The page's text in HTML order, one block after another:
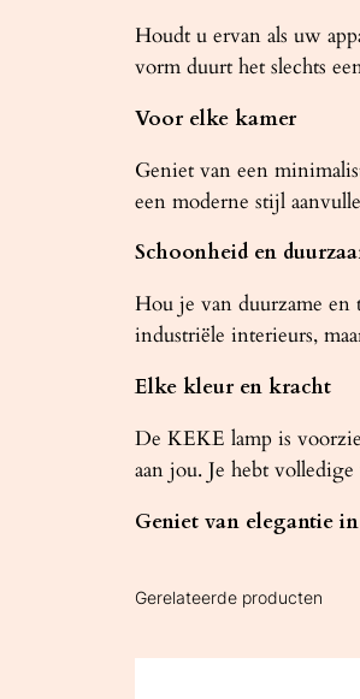
Houdt u ervan als uw
vorm duurt het slechts
Voor elke kamer
Geniet van een
een moderne stijl
Schoonheid en
Hou je van duurzame
industriële interieurs,
Elke kleur en kracht
De KEKE lamp is
aan jou. Je hebt
Geniet van elegantie
Gerelateerde producten